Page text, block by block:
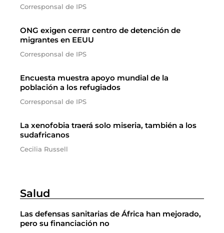
Corresponsal de IPS
ONG exigen cerrar centro de detención de
migrantes en EEUU
Corresponsal de IPS
Encuesta muestra apoyo mundial de la
población a los refugiados
Corresponsal de IPS
La xenofobia traerá solo miseria, también a los
sudafricanos
Cecilia Russell
Salud
Las defensas sanitarias de África han mejorado,
pero su financiación no